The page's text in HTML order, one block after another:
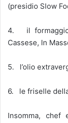
(presidio Slow
4. il formaggio
Cassese, In
5. l’olio
6. le friselle
Insomma,